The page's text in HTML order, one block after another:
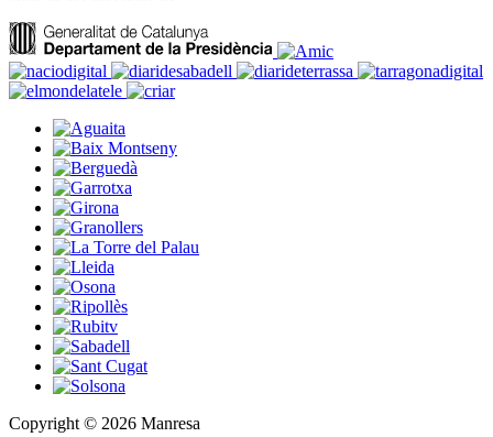
Copyright © 2026 Manresa